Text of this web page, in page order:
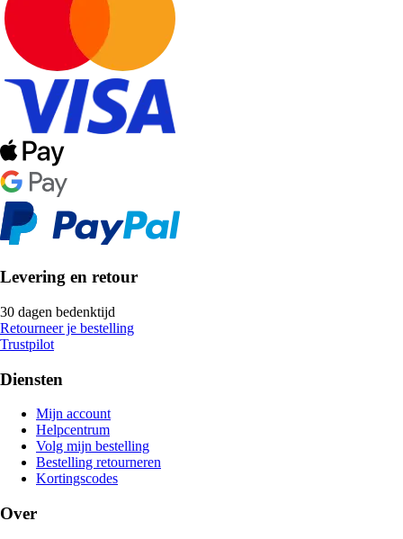
Levering en retour
30 dagen bedenktijd
Retourneer je bestelling
Trustpilot
Diensten
Mijn account
Helpcentrum
Volg mijn bestelling
Bestelling retourneren
Kortingscodes
Over